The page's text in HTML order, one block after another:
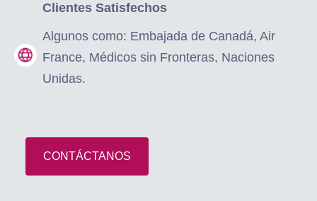
Clientes Satisfechos
Algunos como: Embajada de Canadá, Air
France, Médicos sin Fronteras, Naciones
Unidas.
CONTÁCTANOS